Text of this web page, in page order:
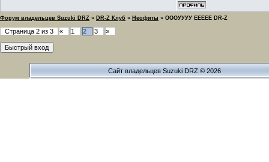
Форум владельцев Suzuki DRZ » DR-Z Клуб » Неофиты » ОООУУУУ ЕЕЕЕЕ DR-Z
Страница 2 из 3 « 1 2 3 »
Сайт владельцев Suzuki DRZ © 2026